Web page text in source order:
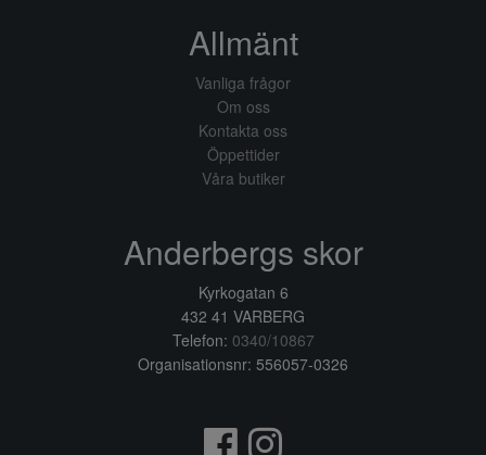
Allmänt
Vanliga frågor
Om oss
Kontakta oss
Öppettider
Våra butiker
Anderbergs skor
Kyrkogatan 6
432 41 VARBERG
Telefon: 0340/10867
Organisationsnr: 556057-0326